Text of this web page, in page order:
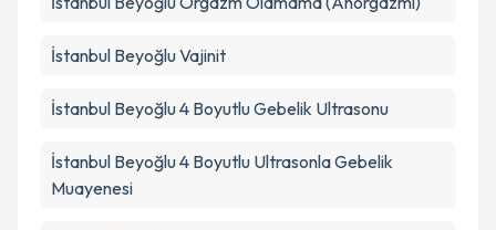
İstanbul Beyoğlu Vajinit
İstanbul Beyoğlu 4 Boyutlu Gebelik Ultrasonu
İstanbul Beyoğlu 4 Boyutlu Ultrasonla Gebelik
Muayenesi